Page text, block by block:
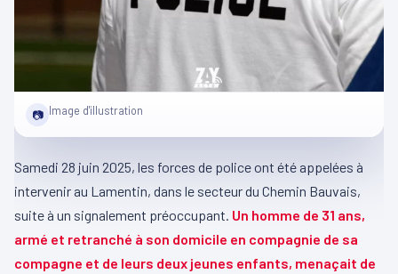
📷 Image d'illustration
Samedi 28 juin 2025, les forces de police ont été appelées à
intervenir au Lamentin, dans le secteur du Chemin Bauvais,
suite à un signalement préoccupant. Un homme de 31 ans,
armé et retranché à son domicile en compagnie de sa
compagne et de leurs deux jeunes enfants, menaçait de